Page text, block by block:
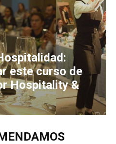
este curso de
Hospitality &